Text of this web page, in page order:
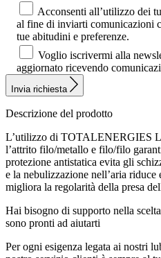
Acconsenti all’utilizzo dei
al fine di inviarti comunicazioni
tue abitudini e preferenze.
Voglio iscrivermi alla
aggiornato ricevendo
Invia richiesta
Descrizione del prodotto
L’utilizzo di TOTALENERGIES
l’attrito filo/metallo e filo/filo
protezione antistatica evita gli
e la nebulizzazione nell’aria
migliora la regolarità della presa
Hai bisogno di supporto nella
sono pronti ad aiutarti
Per ogni esigenza legata ai nostri